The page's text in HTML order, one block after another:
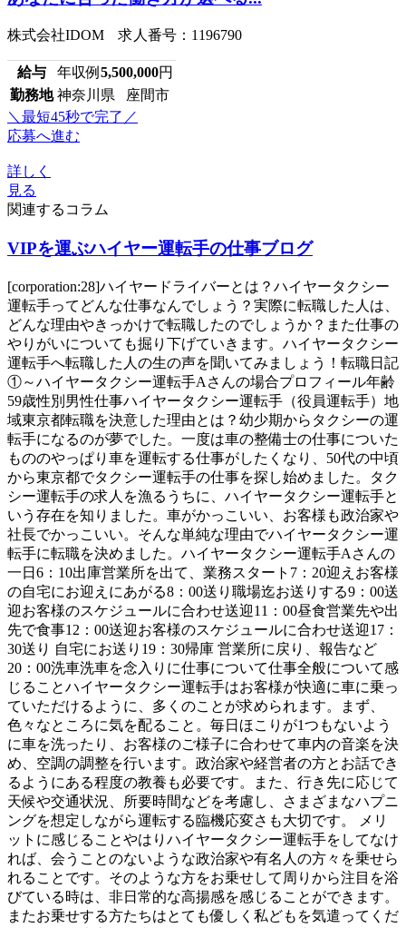
株式会社IDOM 求人番号：1196790
給与 年収例 5,500,000円
勤務地 神奈川県 座間市
＼最短45秒で完了／
応募へ進む
詳しく
見る
関連するコラム
VIPを運ぶハイヤー運転手の仕事ブログ
[corporation:28]ハイヤードライバーとは？ハイヤータクシー
運転手ってどんな仕事なんでしょう？実際に転職した人は、
どんな理由やきっかけで転職したのでしょうか？また仕事の
やりがいについても掘り下げていきます。ハイヤータクシー
運転手へ転職した人の生の声を聞いてみましょう！転職日記
①～ハイヤータクシー運転手Aさんの場合プロフィール年齢
59歳性別男性仕事ハイヤータクシー運転手（役員運転手）地
域東京都転職を決意した理由とは？幼少期からタクシーの運
転手になるのが夢でした。一度は車の整備士の仕事についた
もののやっぱり車を運転する仕事がしたくなり、50代の中頃
から東京都でタクシー運転手の仕事を探し始めました。タク
シー運転手の求人を漁るうちに、ハイヤータクシー運転手と
いう存在を知りました。車がかっこいい、お客様も政治家や
社長でかっこいい。そんな単純な理由でハイヤータクシー運
転手に転職を決めました。ハイヤータクシー運転手Aさんの
一日6：10出庫営業所を出て、業務スタート7：20迎えお客様
の自宅にお迎えにあがる8：00送り職場迄お送りする9：00送
迎お客様のスケジュールに合わせ送迎11：00昼食営業先や出
先で食事12：00送迎お客様のスケジュールに合わせ送迎17：
30送り 自宅にお送り19：30帰庫 営業所に戻り、報告など
20：00洗車洗車を念入りに仕事について仕事全般について感
じることハイヤータクシー運転手はお客様が快適に車に乗っ
ていただけるように、多くのことが求められます。まず、
色々なところに気を配ること。毎日ほこりが1つもないよう
に車を洗ったり、お客様のご様子に合わせて車内の音楽を決
め、空調の調整を行います。政治家や経営者の方とお話でき
るようにある程度の教養も必要です。また、行き先に応じて
天候や交通状況、所要時間などを考慮し、さまざまなハプニ
ングを想定しながら運転する臨機応変さも大切です。 メリ
ットに感じることやはりハイヤータクシー運転手をしてなけ
れば、会うことのないような政治家や有名人の方々を乗せら
れることです。そのような方をお乗せして周りから注目を浴
びている時は、非日常的な高揚感を感じることができます。
またお乗せする方たちはとても優しく私どもを気遣ってくだ